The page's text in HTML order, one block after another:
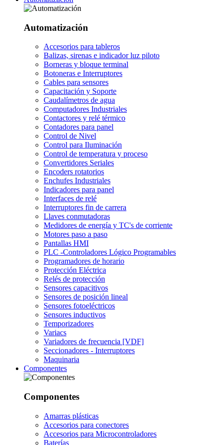
Automatización
Accesorios para tableros
Balizas, sirenas e indicador luz piloto
Borneras y bloque terminal
Botoneras e Interruptores
Cables para sensores
Capacitación y Soporte
Caudalímetros de agua
Computadores Industriales
Contactores y relé térmico
Contadores para panel
Control de Nivel
Control para Iluminación
Control de temperatura y proceso
Convertidores Seriales
Encoders rotatorios
Enchufes Industriales
Indicadores para panel
Interfaces de relé
Interruptores fin de carrera
Llaves conmutadoras
Medidores de energía y TC's de corriente
Motores paso a paso
Pantallas HMI
PLC -Controladores Lógico Programables
Programadores de horario
Protección Eléctrica
Relés de protección
Sensores capacitivos
Sensores de posición lineal
Sensores fotoeléctricos
Sensores inductivos
Temporizadores
Variacs
Variadores de frecuencia [VDF]
Seccionadores - Interruptores
Maquinaria
Componentes
Componentes
Amarras plásticas
Accesorios para conectores
Accesorios para Microcontroladores
Baterías